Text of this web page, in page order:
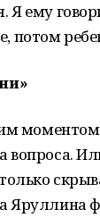
Я ему
потом
моментом
вопроса.
Яруллина